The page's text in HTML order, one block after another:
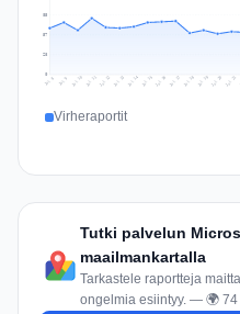
28
57
85
Jul 8 Jul 9 Jul 10 Jul 11 Jul 12 Jul 13 Jul 14 Jul 15 Jul 16 Jul 17 Jul 18 Jul 19 Jul 20 Jul 21
Virheraportit
Tutki palvelun
maailmankartalla
Tarkastele raportteja
ongelmia esiintyy. — 🌍